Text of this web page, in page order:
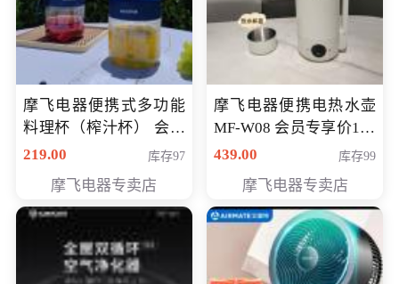
摩飞电器便携式多功能
料理杯（榨汁杯） 会员
专享价118元
219.00 库存97
摩飞电器专卖店
摩飞电器便携电热水壶
MF-W08 会员专享价198
元
439.00 库存99
摩飞电器专卖店